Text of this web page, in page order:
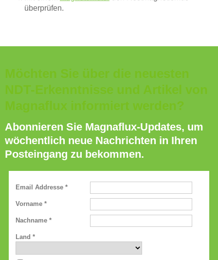
überprüfen.
Möchten Sie über die neuesten
NDT-Erkenntnisse und Artikel von
Magnaflux informiert werden?
Abonnieren Sie Magnaflux-Updates, um
wöchentlich neue Nachrichten in Ihren
Posteingang zu bekommen.